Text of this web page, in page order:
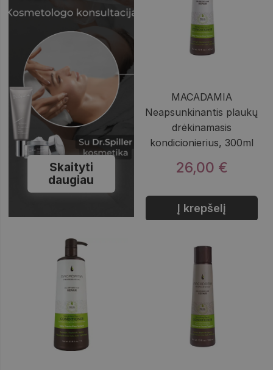
Skaityti
daugiau
MACADAMIA
Neapsunkinantis plaukų
drėkinamasis
kondicionierius, 300ml
26,00 €
Į krepšelį